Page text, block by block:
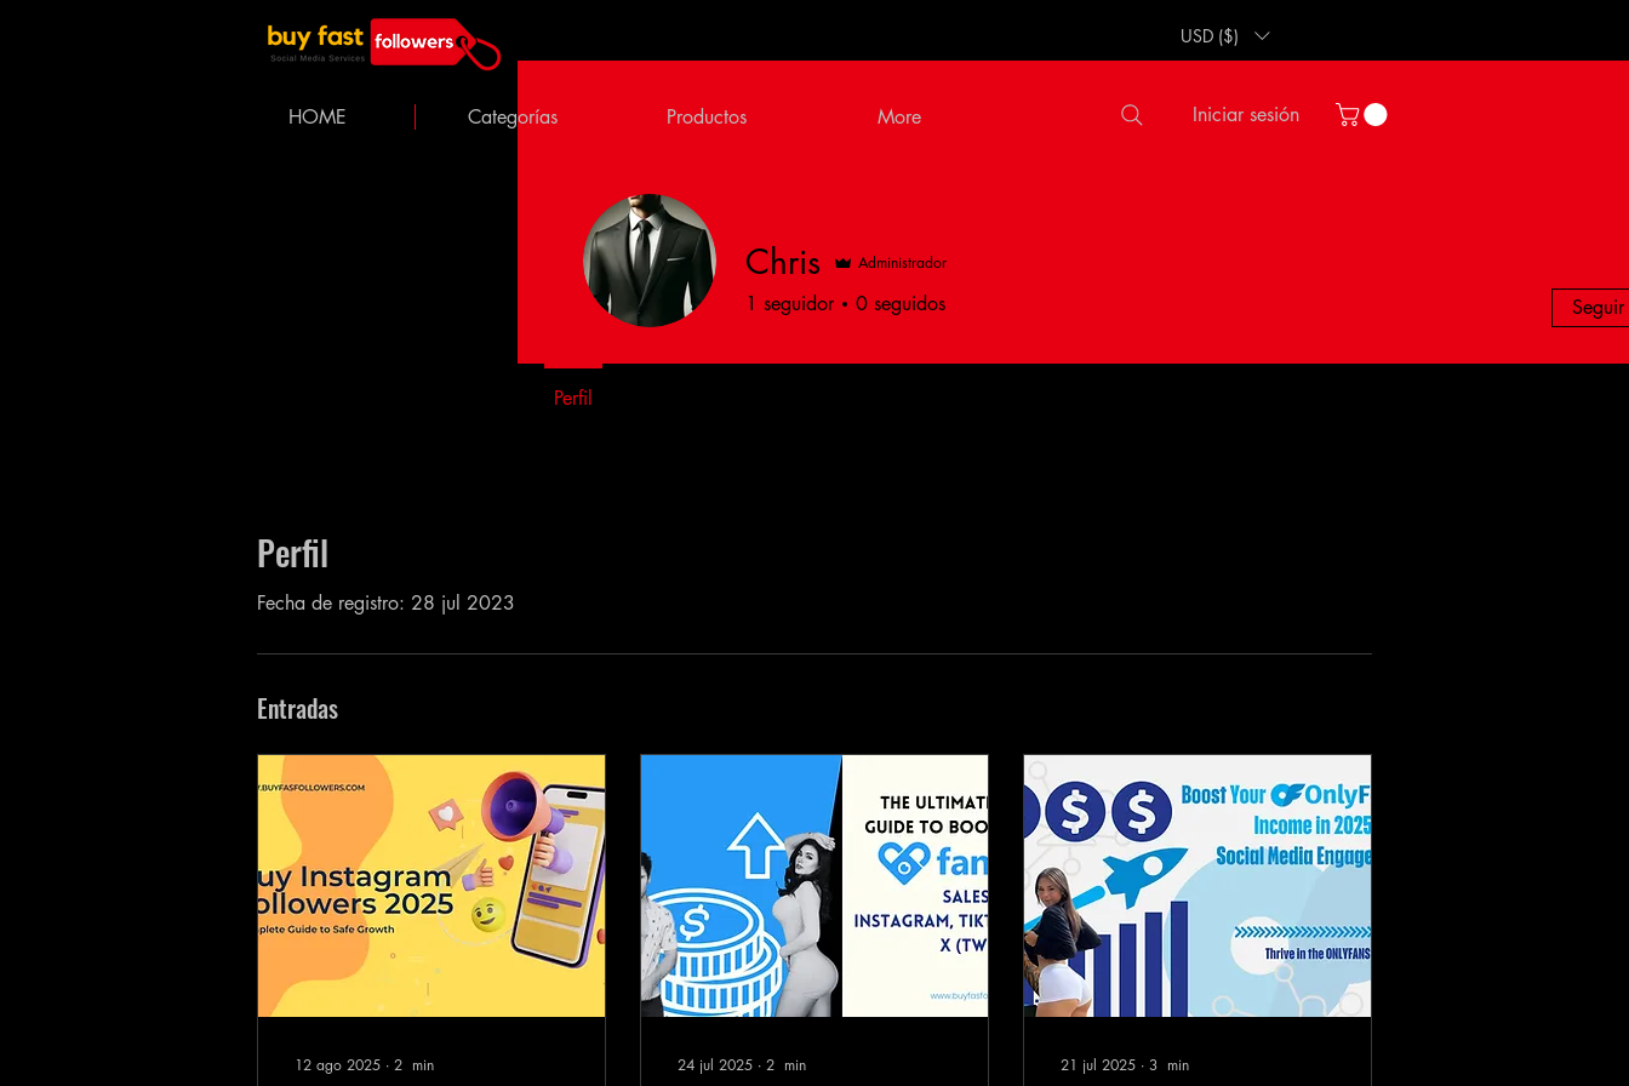
HOME Categorías Productos More
USD ($)
Iniciar sesión
Perfil
Fecha de registro: 28 jul 2023
Entradas
12 ago 2025 ∙ 2 min 24 jul 2025 ∙ 2 min 21 jul 2025 ∙ 3 min
Chris Administrador
1 seguidor 0 seguidos Seguir
Perfil